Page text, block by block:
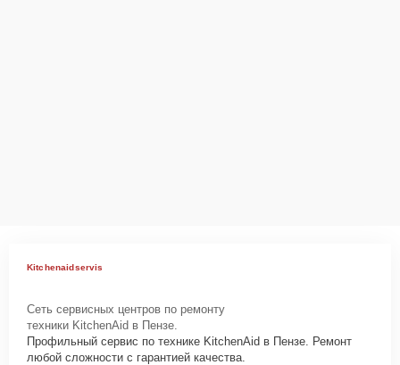
Kitchenaidservis
Сеть сервисных центров по ремонту
техники KitchenAid в Пензе.
Профильный сервис по технике KitchenAid в Пензе. Ремонт
любой сложности с гарантией качества.